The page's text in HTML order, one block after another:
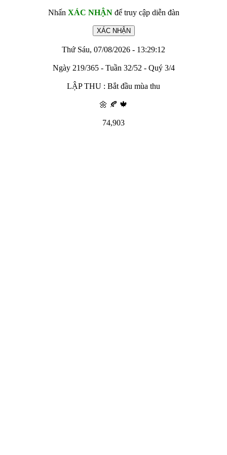
Nhấn XÁC NHẬNđể truy cập diễn đàn
Thứ Sáu, 07/08/2026 - 13:29:12
Ngày 219/365 - Tuần 32/52 - Quý 3/4
LẬP THU : Bắt đầu mùa thu
🌼 🍂 🍁
74,903